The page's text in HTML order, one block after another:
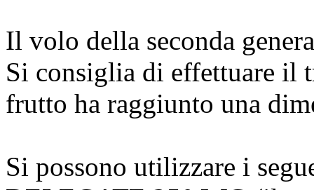
Il volo della seconda
Si consiglia di effettuare il
frutto ha raggiunto una
Si possono utilizzare i